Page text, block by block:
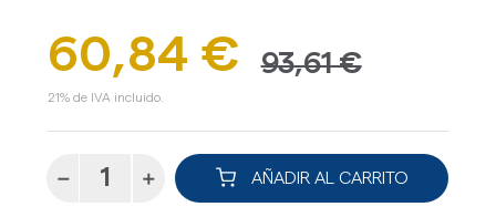
60,84 € 93,61 €
21% de IVA incluido.
AÑADIR AL CARRITO